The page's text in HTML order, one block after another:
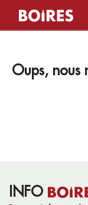
Oups, nous
INFO